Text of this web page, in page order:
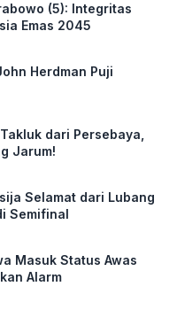
(5): Integritas
Emas 2045
Herdman Puji
dari Persebaya,
Jarum!
Selamat dari Lubang
Semifinal
Masuk Status Awas
Alarm